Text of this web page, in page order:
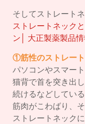
そしてストレート
ストレートネック
ン│ 大正製薬製品
①筋性のストレー
パソコンやスマー
猫背で首を突き出
続けるなどしている
筋肉がこわばり、
ストレートネック